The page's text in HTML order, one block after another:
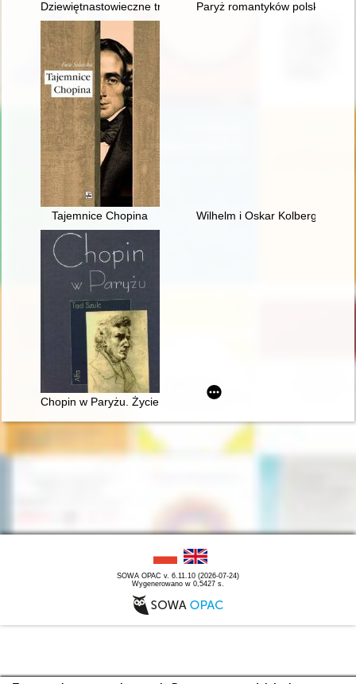
Dziewiętnastowieczne transkrypcje utworów Fryderyka
Paryż romantyków polskich:
Tajemnice Chopina Wilhelm i Oskar Kolbergowie -
Chopin w Paryżu. Życie i epoka
SOWA OPAC v. 6.11.10 (2026-07-24)
Wygenerowano w 0,5427 s.